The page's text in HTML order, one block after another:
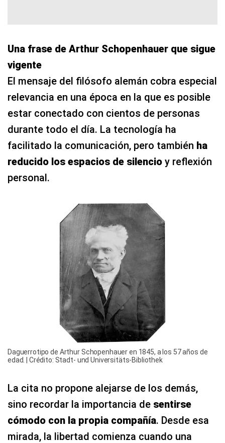
Una frase de Arthur Schopenhauer que sigue
vigente
El mensaje del filósofo alemán cobra especial
relevancia en una época en la que es posible
estar conectado con cientos de personas
durante todo el día. La tecnología ha
facilitado la comunicación, pero también ha
reducido los espacios de silencio y reflexión
personal.
Daguerrotipo de Arthur Schopenhauer en 1845, a los 57 años de
edad. | Crédito: Stadt- und Universitäts-Bibliothek
La cita no propone alejarse de los demás,
sino recordar la importancia de sentirse
cómodo con la propia compañía. Desde esa
mirada, la libertad comienza cuando una